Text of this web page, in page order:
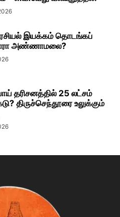
இயக்கம் தொடங்கப்
அண்ணாமலை?
தரிசனத்தில் 25 லட்சம்
திருச்செந்தூரை உலுக்கும்